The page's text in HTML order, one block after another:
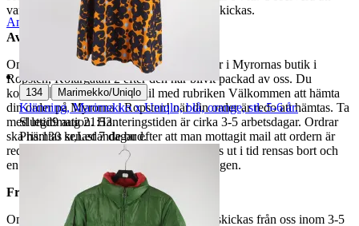
varor märkta endast avhämtning inte kan skickas.
Avhämtning
Om du väljer avhämtning hämtas din order i Myrornas butik i
Ropsten, Kolargatan 2 efter den har blivit packad av oss. Du
kommer att få ett separat mail med rubriken Välkommen att hämta
din order på Myrorna i Ropsten! när din order är redo att hämtas. Ta
med legitimation. Hanteringstiden är cirka 3-5 arbetsdagar. Ordrar
ska hämtas senast 7 dagar efter att man mottagit mail att ordern är
redo för avhämtning. Ordrar som ej hämtas ut i tid rensas bort och
en avgift på 84 kr dras av från återbetalningen.
Frakt
Om du har valt frakt kommer din vara att skickas från oss inom 3-5
Anmäl Sälj liknande
134 | Marimekko/Uniqlo
Klänning, Marimekko x Uniqlo, blå, orange, stl. 5-6 år.
Sluttid9 aug 21:53.
Pris:130 kr,Ledande bud.